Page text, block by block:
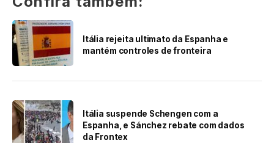
Itália rejeita ultimato da Espanha e
mantém controles de fronteira
Itália suspende Schengen com a
Espanha, e Sánchez rebate com dados
da Frontex